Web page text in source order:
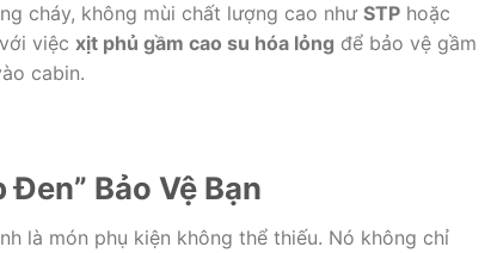
cháy, không mùi chất lượng cao nhưSTPhoặc
việc xịt phủ gầm cao su hóa lỏng để bảo vệ gầm
cabin.
Bảo Vệ Bạn
là món phụ kiện không thể thiếu. Nó không chỉ